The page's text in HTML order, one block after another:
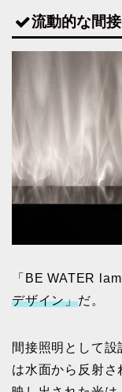
流動的な間
「BE WATER
デザイン」だ。
間接照明として
は水面から反射さ